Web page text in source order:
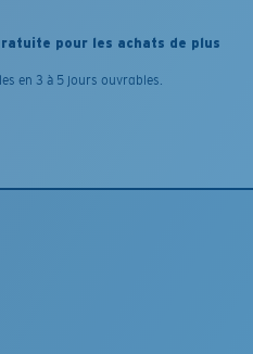
pour les achats de plus
en 3 à 5 jours ouvrables.